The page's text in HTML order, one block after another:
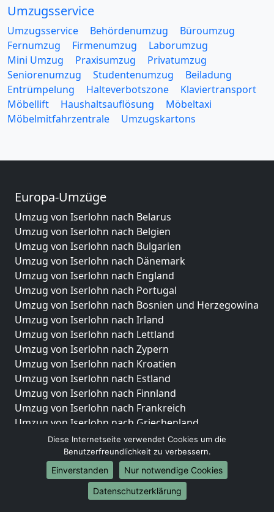
Umzugsservice
Umzugsservice Behördenumzug
Büroumzug
Fernumzug
Firmenumzug
Laborumzug
Mini Umzug
Praxisumzug
Privatumzug
Seniorenumzug
Studentenumzug
Beiladung
Entrümpelung
Halteverbotszone
Klaviertransport
Möbellift
Haushaltsauflösung
Möbeltaxi
Möbelmitfahrzentrale
Umzugskartons
Europa-Umzüge
Umzug von Iserlohn nach Belarus
Umzug von Iserlohn nach Belgien
Umzug von Iserlohn nach Bulgarien
Umzug von Iserlohn nach Dänemark
Umzug von Iserlohn nach England
Umzug von Iserlohn nach Portugal
Umzug von Iserlohn nach Bosnien und Herzegowina
Umzug von Iserlohn nach Irland
Umzug von Iserlohn nach Lettland
Umzug von Iserlohn nach Zypern
Umzug von Iserlohn nach Kroatien
Umzug von Iserlohn nach Estland
Umzug von Iserlohn nach Finnland
Umzug von Iserlohn nach Frankreich
Umzug von Iserlohn nach Griechenland
Umzug von Iserlohn nach Italien
Umzug von Iserlohn nach Liechtenstein
Umzug von Iserlohn nach Luxemburg
Umzug von Iserlohn nach Niederlande
Umzug von Iserlohn nach Norwegen
Diese Internetseite verwendet Cookies um die
Benutzerfreundlichkeit zu verbessern.
Einverstanden
Nur notwendige Cookies
Datenschutzerklärung